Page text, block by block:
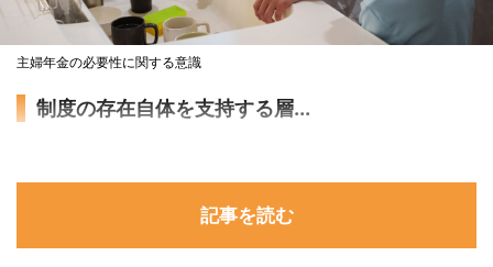
主婦年金の必要性に関する意識
制度の存在自体を支持する層...
記事を読む